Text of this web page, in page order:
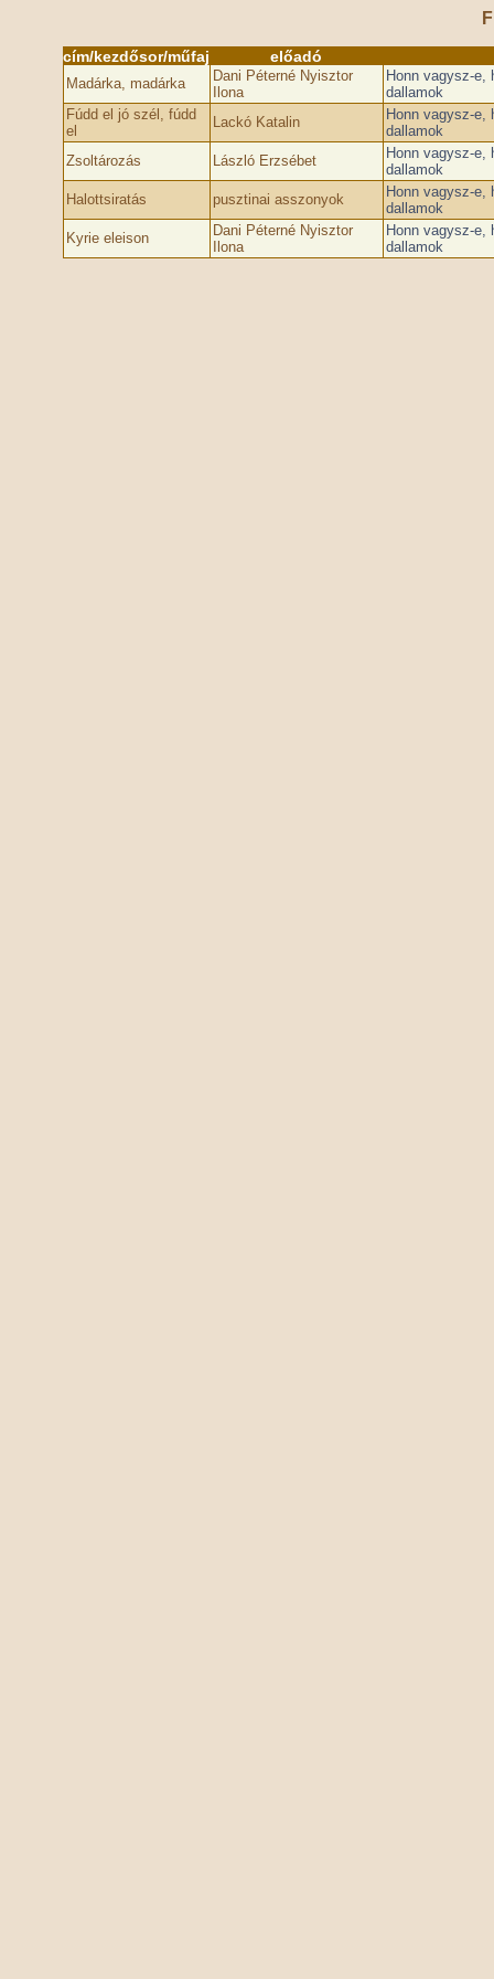
cím/kezdősor/műfaj előadó
Madárka, madárka
Dani Péterné Nyisztor
Ilona
Honn vagysz-e,
dallamok
Fúdd el jó szél, fúdd
el
Lackó Katalin
Honn vagysz-e,
dallamok
Zsoltározás
László Erzsébet
Honn vagysz-e,
dallamok
Halottsiratás
pusztinai asszonyok
Honn vagysz-e,
dallamok
Kyrie eleison
Dani Péterné Nyisztor
Ilona
Honn vagysz-e,
dallamok